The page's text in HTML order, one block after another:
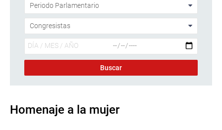
Homenaje a la mujer